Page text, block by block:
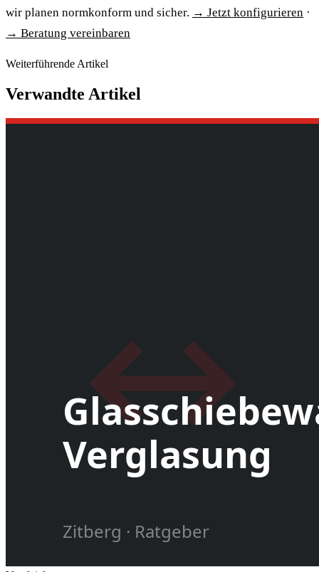
wir planen normkonform und sicher. → Jetzt konfigurieren ·
→ Beratung vereinbaren
Weiterführende Artikel
Verwandte Artikel